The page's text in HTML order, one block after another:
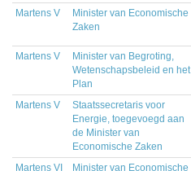
Martens V
Minister van Economische
Zaken
Martens V
Minister van Begroting,
Wetenschapsbeleid en het
Plan
Martens V
Staatssecretaris voor
Energie, toegevoegd aan
de Minister van
Economische Zaken
Martens VI
Minister van Economische